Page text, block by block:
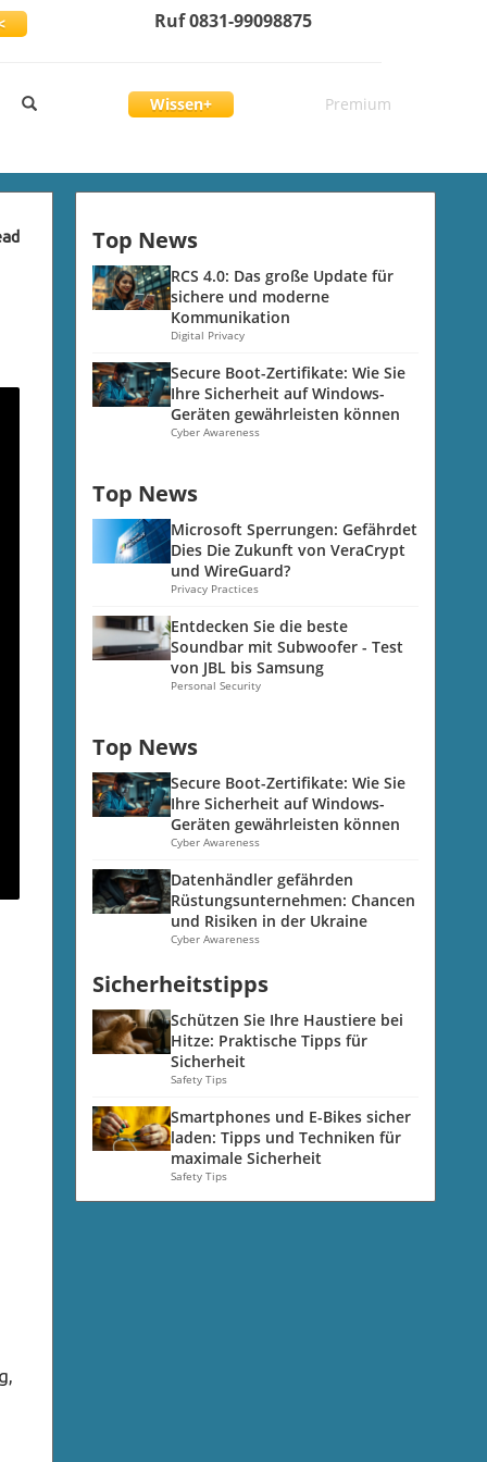
Ruf 0831-99098875
Wissen+ Premium
Top News
RCS 4.0: Das große Update für
sichere und moderne
Kommunikation
Digital Privacy
Secure Boot-Zertifikate: Wie Sie
Ihre Sicherheit auf Windows-
Geräten gewährleisten können
Cyber Awareness
Top News
Microsoft Sperrungen: Gefährdet
Dies Die Zukunft von VeraCrypt
und WireGuard?
Privacy Practices
Entdecken Sie die beste
Soundbar mit Subwoofer - Test
von JBL bis Samsung
Personal Security
Top News
Secure Boot-Zertifikate: Wie Sie
Ihre Sicherheit auf Windows-
Geräten gewährleisten können
Cyber Awareness
Datenhändler gefährden
Rüstungsunternehmen: Chancen
und Risiken in der Ukraine
Cyber Awareness
Sicherheitstipps
Schützen Sie Ihre Haustiere bei
Hitze: Praktische Tipps für
Sicherheit
Safety Tips
Smartphones und E-Bikes sicher
laden: Tipps und Techniken für
maximale Sicherheit
Safety Tips